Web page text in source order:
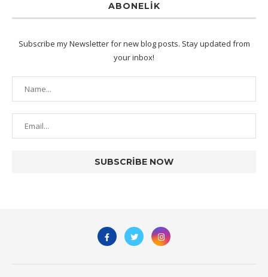
ABONELIK
Subscribe my Newsletter for new blog posts. Stay updated from
your inbox!